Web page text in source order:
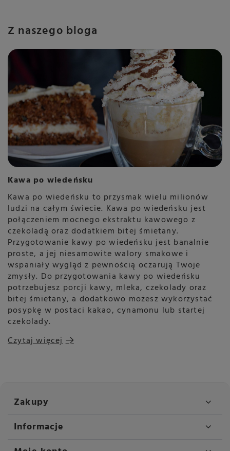
Z naszego bloga
Kawa po wiedeńsku
Kawa po wiedeńsku to przysmak wielu milionów
ludzi na całym świecie. Kawa po wiedeńsku jest
połączeniem mocnego ekstraktu kawowego z
czekoladą oraz dodatkiem bitej śmietany.
Przygotowanie kawy po wiedeńsku jest banalnie
proste, a jej niesamowite walory smakowe i
wspaniały wygląd z pewnością oczarują Twoje
zmysły. Do przygotowania kawy po wiedeńsku
potrzebujesz porcji kawy, mleka, czekolady oraz
bitej śmietany, a dodatkowo możesz wykorzystać
posypkę w postaci kakao, cynamonu lub startej
czekolady.
Czytaj więcej
Zakupy
Informacje